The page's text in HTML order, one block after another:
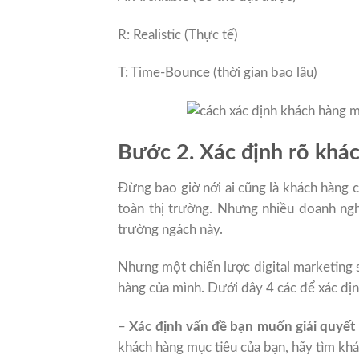
R: Realistic (Thực tế)
T: Time-Bounce (thời gian bao lâu)
Bước 2. Xác định rõ
Đừng bao giờ nới ai cũng là khách hàng
toàn thị trường. Nhưng nhiều doanh
trường ngách này.
Nhưng một chiến lược digital marketing
hàng của mình. Dưới đây 4 các để xác
–Xác định vấn đề bạn muốn giải
khách hàng mục tiêu của bạn, hãy tìm